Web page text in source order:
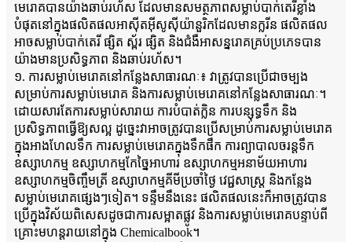
មេរោគបានយ៉ាងឆាប់រហ័ស ដែលមានសមត្ថភាពសម្លាប់បាក់តេរីខ្លាំង
បំផុតនៅក្នុងផលិតផលអាស៊ីតអ៊ីសូស៊ីយ៉ានួរិកដែលមានក្លរីន ផលិតផល
អាចសម្លាប់បាក់តេរី ផ្សិត ស្ព័រ ផ្សិត និងជំងឺអាសន្នរោគគ្រប់ប្រភេទបាន
យ៉ាងមានប្រសិទ្ធភាព និងឆាប់រហ័ស។
១. ការសម្លាប់មេរោគនៅកន្លែងសាធារណៈ៖ វាត្រូវបានប្រើជាចម្បង
សម្រាប់ការសម្លាប់មេរោគ និងការសម្លាប់មេរោគនៅកន្លែងសាធារណៈ។
ដោយសារតែការសម្លាប់សារាយ ការបំបាត់ក្លិន ការបន្សុទ្ធទឹក និង
ប្រសិទ្ធភាពធ្វើឱ្យសល្អ ដូច្នេះវាអាចត្រូវបានប្រើសម្រាប់ការសម្លាប់មេរោគ
ក្នុងអាងហែលទឹក ការសម្លាប់មេរោគក្នុងទឹកផឹក ការព្យាបាលចរន្តទឹក
ឧស្សាហកម្ម ឧស្សាហកម្មកែច្នៃអាហារ ឧស្សាហកម្មអនាម័យអាហារ
ឧស្សាហកម្មចិញ្ចឹមត្រី ឧស្សាហកម្មគីមីប្រចាំថ្ងៃ វេជ្ជសាស្ត្រ និងកន្លែង
សម្លាប់មេរោគផ្សេងៗទៀត។ ទន្ទឹមនឹងនេះ ផលិតផលនេះក៏អាចត្រូវបាន
ប្រើក្នុងវិស័យពិសេសដូចជាការសម្អាតផ្លូវ និងការសម្លាប់មេរោគបន្ទាប់ពី
គ្រោះមហន្តរាយនៅក្នុង Chemicalbook។